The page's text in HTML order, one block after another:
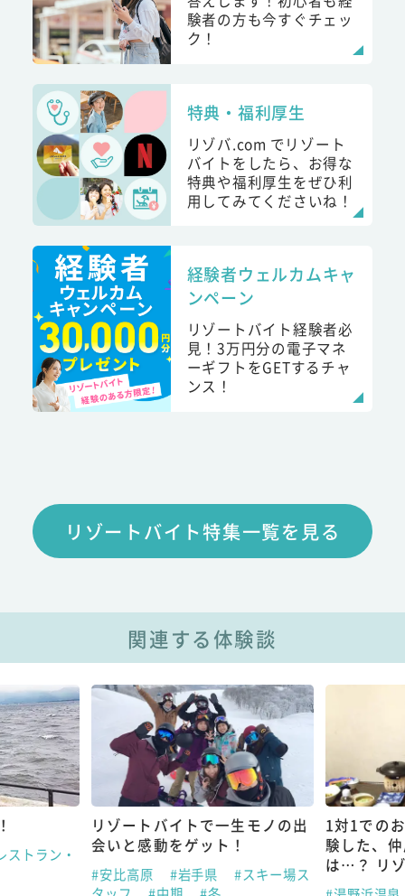
験者の方も今すぐチェッ
ク！
特典・福利厚生
リゾバ.com でリゾート
バイトをしたら、お得な
特典や福利厚生をぜひ利
用してみてくださいね！
経験者ウェルカムキャ
ンペーン
リゾートバイト経験者必
見！3万円分の電子マネ
ーギフトをGETするチャ
ンス！
リゾートバイト特集一覧を見る
関連する体験談
ストラン・
リゾートバイトで一生モノの出
会いと感動をゲット！
#安比高原 #岩手県
#スキー場ス
1対1での
験した、
は…？ リ